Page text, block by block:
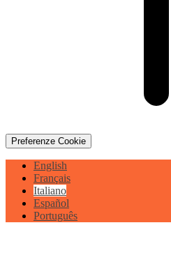
Preferenze Cookie
English
Français
Italiano
Español
Português